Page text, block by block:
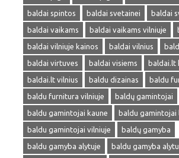
baldai spintos
baldai svetainei
baldai
baldai vaikams
baldai vaikams vilniuje
baldai vilniuje kainos
baldai vilnius
baldai virtuves
baldai visiems
baldai.lt
baldai.lt vilnius
baldu dizainas
baldu
baldu furnitura vilniuje
baldų gamintojai
baldu gamintojai kaune
baldu gamintojai
baldu gamintojai vilniuje
baldų gamyba
baldu gamyba alytuje
baldu gamyba